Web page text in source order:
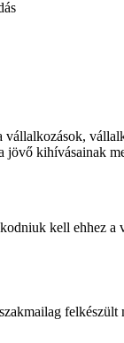
jövő kihívásainak
kell ehhez